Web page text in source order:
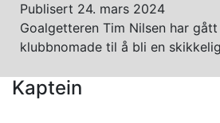
Publisert 24. mars 2024
Goalgetteren Tim Nilsen har
klubbnomade til å bli en
Kaptein